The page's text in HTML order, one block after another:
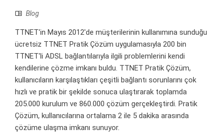
Blog
TTNET'in Mayıs 2012'de müşterilerinin kullanımına sunduğu
ücretsiz TTNET Pratik Çözüm uygulamasıyla 200 bin
TTNET'li ADSL bağlantılarıyla ilgili problemlerini kendi
kendilerine çözme imkanı buldu. TTNET Pratik Çözüm,
kullanıcıların karşılaştıkları çeşitli bağlantı sorunlarını çok
hızlı ve pratik bir şekilde sonuca ulaştırarak toplamda
205.000 kurulum ve 860.000 çözüm gerçekleştirdi. Pratik
Çözüm, kullanıcılarına ortalama 2 ile 5 dakika arasında
çözüme ulaşma imkanı sunuyor.